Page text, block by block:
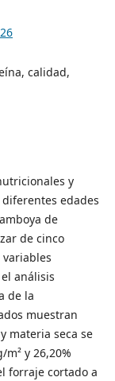
calidad,
y
diferentes edades
de
de cinco
análisis
de la
muestran
materia seca se
y 26,20%
forraje cortado a